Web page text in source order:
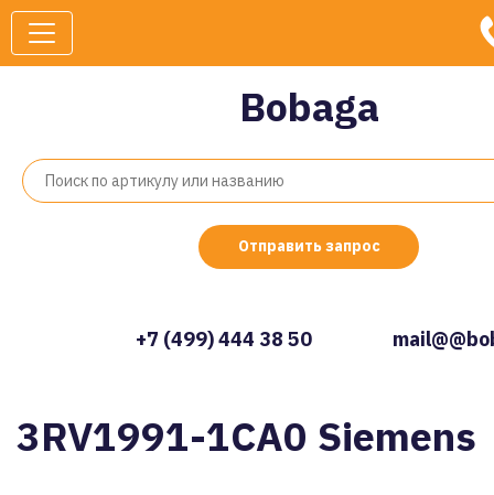
Bobaga
Отправить запрос
+7 (499) 444 38 50
3RV1991-1CA0 Siemens